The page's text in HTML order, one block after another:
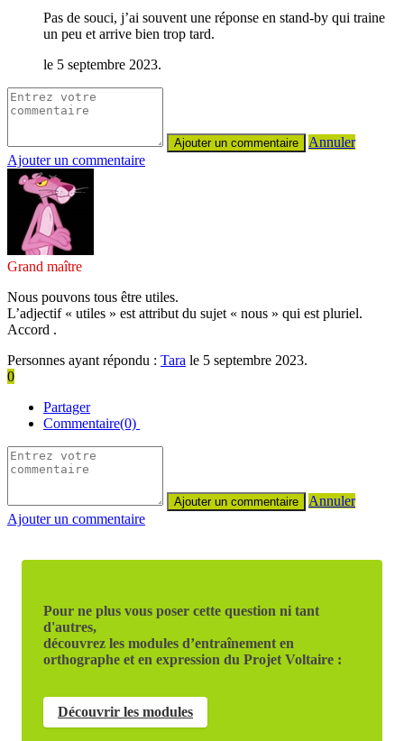
Pas de souci, j’ai souvent une réponse en stand-by qui traine
un peu et arrive bien trop tard.
le 5 septembre 2023.
Annuler
Ajouter un commentaire
Grand maître
Nous pouvons tous être utiles.
L’adjectif « utiles » est attribut du sujet « nous » qui est pluriel.
Accord .
Personnes ayant répondu : Tara le 5 septembre 2023.
0
Partager
Commentaire(0)
Annuler
Ajouter un commentaire
Pour ne plus vous poser cette question ni tant
d'autres,
découvrez les modules d’entraînement en
orthographe et en expression du Projet Voltaire :
Découvrir les modules